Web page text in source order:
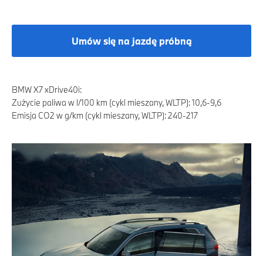
Umów się na jazdę próbną
BMW X7 xDrive40i:
Zużycie paliwa w l/100 km (cykl mieszany, WLTP): 10,6-9,6
Emisja CO2 w g/km (cykl mieszany, WLTP): 240-217